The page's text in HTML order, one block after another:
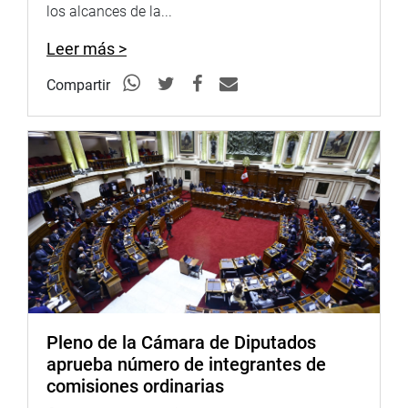
a personas naturales o jurídicas, peruanas y/o extranjera,
que han destacado y realizado aportes para el desarrollo
y fomento del arte y cultura en el Perú.
Sociedades de gestión colectiva
En otro momento de la sesión se recibió a los
representantes de las sociedades de gestión colectiva
como son Asociación Peruana de Autores y Compositores
(APDAYC); Sociedad Nacional de Intérpretes y Ejecutantes
de la Música (SONIEM) y Unión Peruana de Productores
Fonográficos (UNIMPRO), quienes mostraron sus
posiciones respecto a la propuesta de la conformación de
la Cámara de las Sociedades de Gestión de la Música.
que nunca, sociabilizar los alcances de la Ley del
Trabajador del Arte que esta vez sí toca temas de
derechos de pensiones y tributación para discutirlos con
los alcances de la...
Leer más >
Compartir
Pleno de la Cámara de Diputados
aprueba número de integrantes de
comisiones ordinarias